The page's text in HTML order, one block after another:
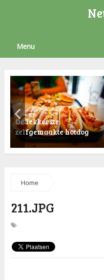
Menu
De lekkerste
zelfgemaakte hotdog
Home
211.JPG